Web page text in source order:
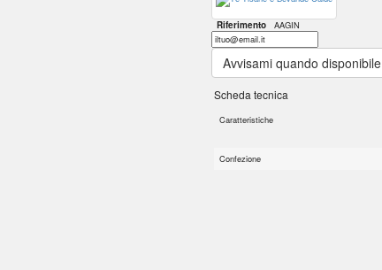
Riferimento AAGIN
Avvisami quando disponibile
Scheda tecnica
Caratteristiche
Confezione